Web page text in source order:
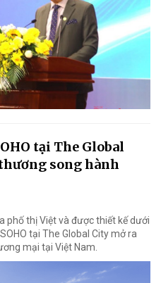
tại The Global
song hành
phố thị Việt và được thiết kế dưới
tại The Global City mở ra
mại tại Việt Nam.